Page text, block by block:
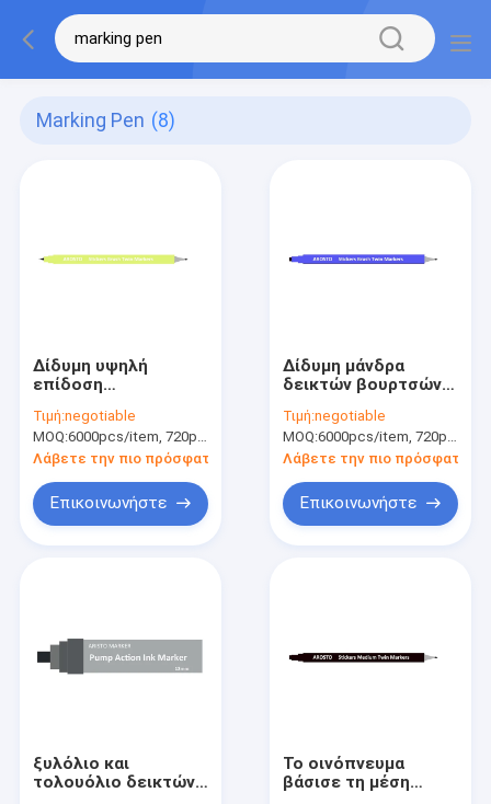
Marking Pen (8)
Δίδυμη υψηλή
επίδοση
δεικτών βουρτσών
καλλιτεχνών για τα
προωθητικά δώρα
Τιμή:negotiable
MOQ:6000pcs/item, 720pcs/color
Λάβετε την πιο πρόσφατη τιμή
Επικοινωνήστε
Δίδυμη μάνδρα
δεικτών βουρτσών
μάνδρες δεικτών
χρωμάτων με Nib
1mm πολυεστέρα
Τιμή:negotiable
MOQ:6000pcs/item, 720pcs/color
Λάβετε την πιο πρόσφατη
Επικοινωνήστε
ξυλόλιο και
τολουόλιο δεικτών
Το οινόπνευμα
βάσισε τη μέση